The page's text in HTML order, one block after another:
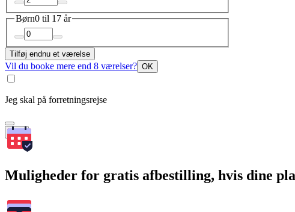
Børn0 til 17 år
Tilføj endnu et værelse
Vil du booke mere end 8 værelser? OK
Jeg skal på forretningsrejse
Søg
Muligheder for gratis afbestilling, hvis dine